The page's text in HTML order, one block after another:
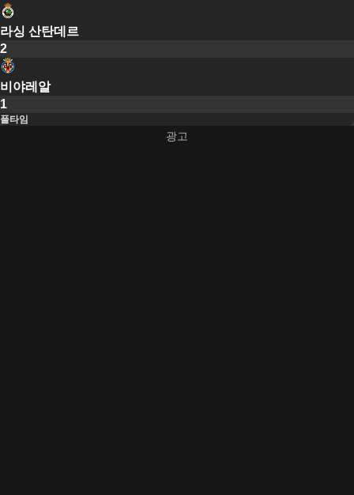
라싱 산탄데르
2
비야레알
1
풀타임